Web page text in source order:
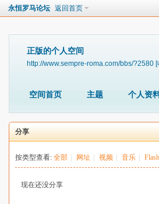
永恒罗马论坛 返回首页
正版的个人空间
http://www.sempre-roma.com/bbs/?2580 [
空间首页 主题 个人资
分享
按类型查看: 全部 网址 视频 音乐 Flash
现在还没分享